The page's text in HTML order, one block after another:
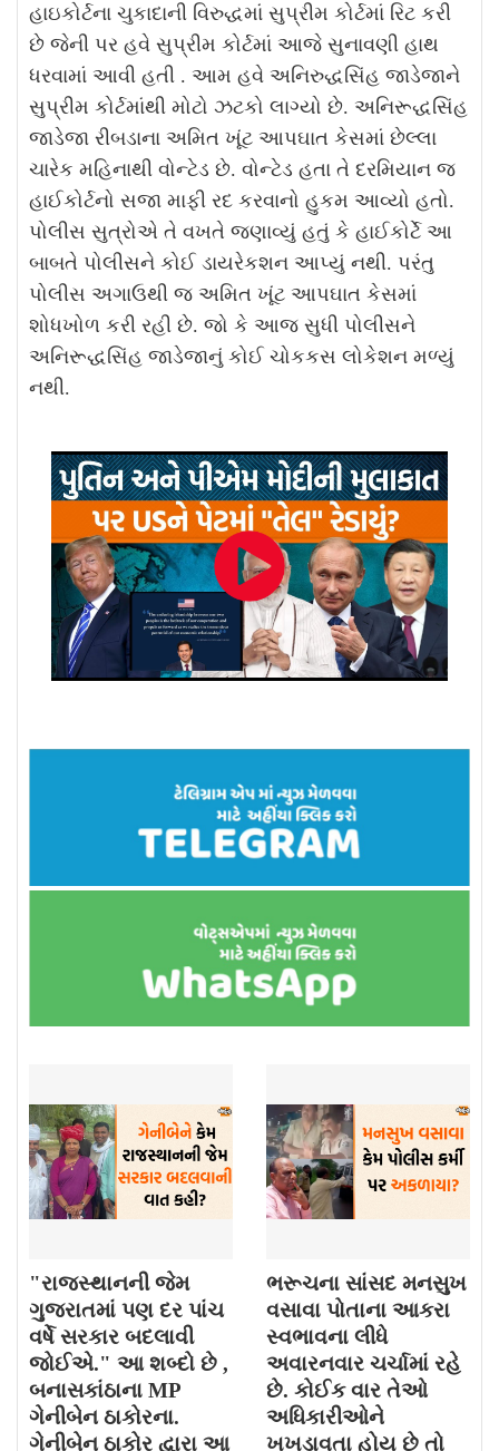
હાઇકોર્ટના ચુકાદાની વિરુદ્ધમાં સુપ્રીમ કોર્ટમાં રિટ કરી
છે જેની પર હવે સુપ્રીમ કોર્ટમાં આજે સુનાવણી હાથ
ધરવામાં આવી હતી . આમ હવે અનિરુદ્ધસિંહ જાડેજાને
સુપ્રીમ કોર્ટમાંથી મોટો ઝટકો લાગ્યો છે. અનિરૂદ્ધસિંહ
જાડેજા રીબડાના અમિત ખૂંટ આપઘાત કેસમાં છેલ્લા
ચારેક મહિનાથી વોન્ટેડ છે. વોન્ટેડ હતા તે દરમિયાન જ
હાઈકોર્ટનો સજા માફી રદ કરવાનો હુકમ આવ્યો હતો.
પોલીસ સુત્રોએ તે વખતે જણાવ્યું હતું કે હાઈકોર્ટે આ
બાબતે પોલીસને કોઈ ડાયરેકશન આપ્યું નથી. પરંતુ
પોલીસ અગાઉથી જ અમિત ખૂંટ આપઘાત કેસમાં
શોધખોળ કરી રહી છે. જો કે આજ સુધી પોલીસને
અનિરૂદ્ધસિંહ જાડેજાનું કોઈ ચોકકસ લોકેશન મળ્યું
નથી.
"રાજસ્થાનની જેમ
ગુજરાતમાં પણ દર પાંચ
વર્ષે સરકાર બદલાવી
જોઈએ." આ શબ્દો છે ,
બનાસકાંઠાના MP
ગેનીબેન ઠાકોરના.
ગેનીબેન ઠાકોર દ્વારા આ
ભરૂચના સાંસદ મનસુખ
વસાવા પોતાના આકરા
સ્વભાવના લીધે
અવારનવાર ચર્ચામાં રહે
છે. કોઈક વાર તેઓ
અધિકારીઓને
ખખડાવતા હોય છે તો